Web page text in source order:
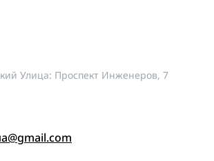
Улица: Проспект Инженеров, 7